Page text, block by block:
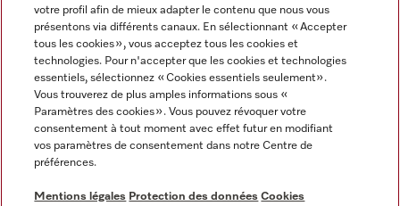
Mentions légales
CGV
Protection des données
Miele sur Youtube
votre profil afin de mieux adapter le contenu que nous vous
présentons via différents canaux. En sélectionnant « Accepter
tous les cookies », vous acceptez tous les cookies et
technologies. Pour n'accepter que les cookies et technologies
essentiels, sélectionnez « Cookies essentiels seulement».
Vous trouverez de plus amples informations sous «
Paramètres des cookies ». Vous pouvez révoquer votre
consentement à tout moment avec effet futur en modifiant
vos paramètres de consentement dans notre Centre de
préférences.
Mentions légales Protection des données Cookies